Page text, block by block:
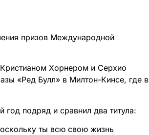
призов Международной
Хорнером и Серхио
«Ред Булл» в Милтон-Кинсе, где в
подряд и сравнил два титула:
ты всю свою жизнь